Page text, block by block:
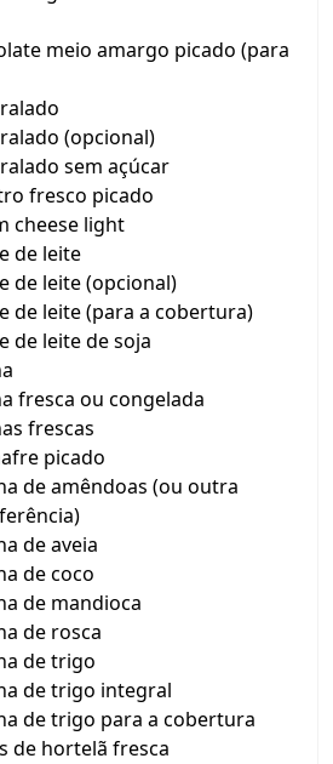
meio amargo picado (para
(opcional)
sem açúcar
fresco picado
cheese light
de leite
de leite (opcional)
de leite (para a cobertura)
de leite de soja
fresca ou congelada
frescas
picado
de amêndoas (ou outra
de aveia
de coco
de mandioca
de rosca
de trigo
de trigo integral
de trigo para a cobertura
de hortelã fresca